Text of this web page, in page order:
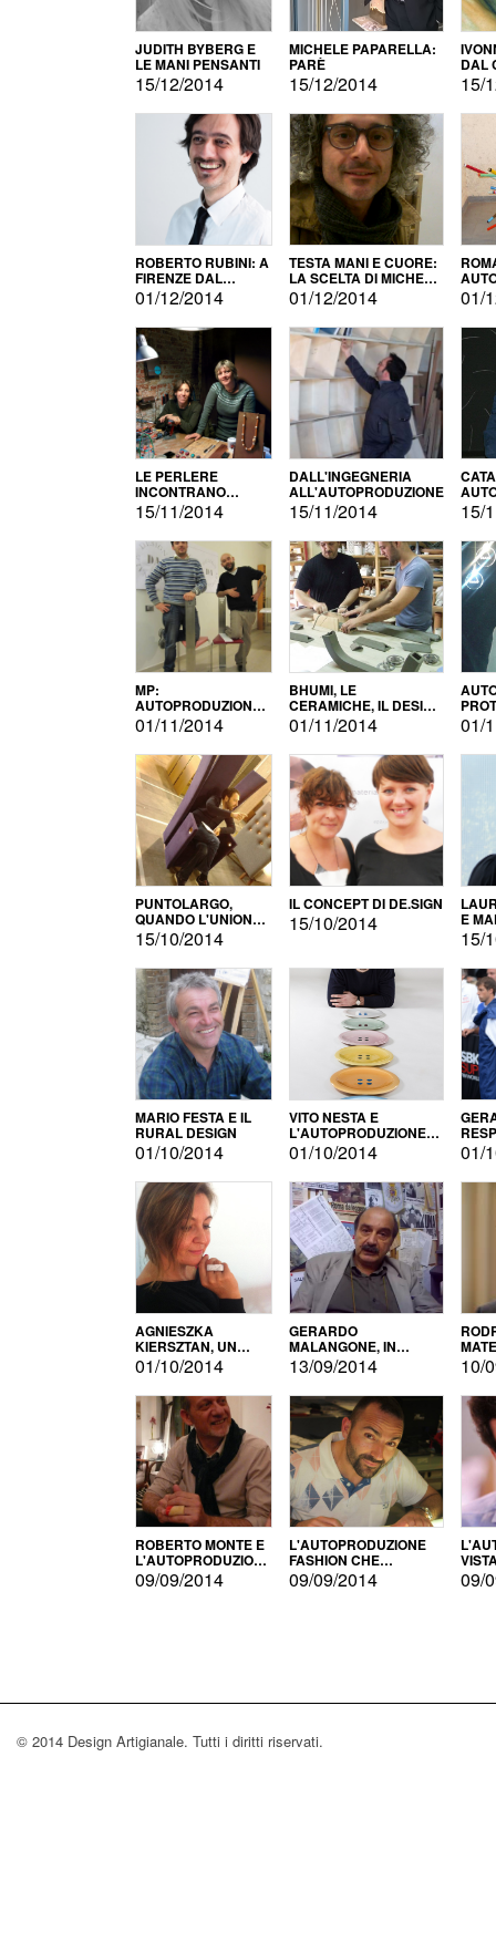
JUDITH BYBERG E
LE MANI PENSANTI
15/12/2014
MICHELE PAPARELLA:
PARÈ
15/12/2014
DAL
15/
ROBERTO RUBINI: A
FIRENZE DAL
PRODOTTO ALLA
PROMOZIONE
01/12/2014
TESTA MANI E CUORE:
LA SCELTA DI MICHELE
BARBERIO
01/12/2014 01/
LE PERLERE
INCONTRANO
L'AUTOPRODUZIONE
15/11/2014
DALL'INGEGNERIA
ALL'AUTOPRODUZIONE
15/11/2014 15/
MP:
AUTOPRODUZIONE
E INNOVAZIONE
01/11/2014
BHUMI, LE
CERAMICHE, IL DESIGN
E L'AUTOPRODUZIONE
01/11/2014 01/
PUNTOLARGO,
QUANDO L'UNIONE
FA LA FORZA E
VINCE
15/10/2014
IL CONCEPT DI DE.SIGN
15/10/2014 E
15/
MARIO FESTA E IL
RURAL DESIGN
01/10/2014
VITO NESTA E
L'AUTOPRODUZIONE
COME RECUPERO DEI
SIMBOLI
01/10/2014 01/
AGNIESZKA
KIERSZTAN, UN
MODELLO DI
AUTOPRODUZIONE
01/10/2014
GERARDO
MALANGONE, IN
GIURIA PER IL
CONCORSO
LETTERARIO
13/09/2014 10/
ROBERTO MONTE E
L'AUTOPRODUZIONE
CON IL CENSIMENTO
09/09/2014
L'AUTOPRODUZIONE
FASHION CHE
CONQUISTA GLI USA
09/09/2014 09/
© 2014 Design Artigianale. Tutti i diritti riservati.